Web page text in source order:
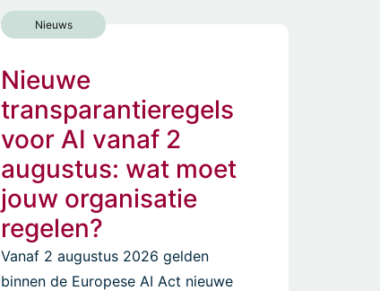
Nieuws
Nieuwe
transparantieregels
voor AI vanaf 2
augustus: wat moet
jouw organisatie
regelen?
Vanaf 2 augustus 2026 gelden
binnen de Europese AI Act nieuwe